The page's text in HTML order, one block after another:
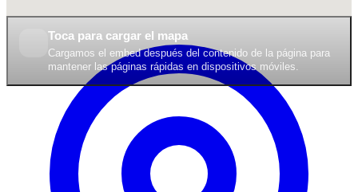
Toca para cargar el mapa
Cargamos el embed después del contenido de la página para
mantener las páginas rápidas en dispositivos móviles.